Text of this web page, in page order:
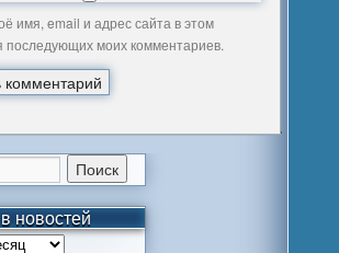
имя, email и адрес сайта в этом
последующих моих комментариев.
новостей